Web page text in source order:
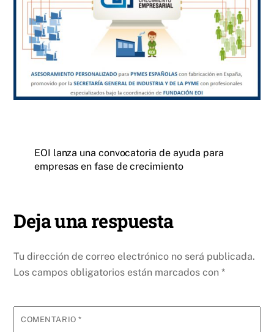
EOI lanza una convocatoria de ayuda para
empresas en fase de crecimiento
Deja una respuesta
Tu dirección de correo electrónico no será publicada.
Los campos obligatorios están marcados con*
COMENTARIO*